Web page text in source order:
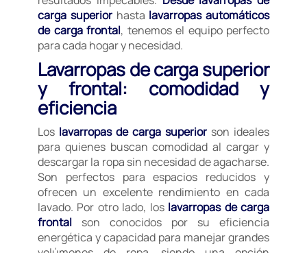
carga superiorhasta lavarropas automáticos
de carga frontal, tenemos el equipo perfecto
para cada hogar y necesidad.
Lavarropas de carga superior
y frontal: comodidad y
eficiencia
Los lavarropas de carga superior son ideales
para quienes buscan comodidad al cargar y
descargar la ropa sin necesidad de agacharse.
Son perfectos para espacios reducidos y
ofrecen un excelente rendimiento en cada
lavado. Por otro lado, los lavarropas de carga
frontal son conocidos por su eficiencia
energética y capacidad para manejar grandes